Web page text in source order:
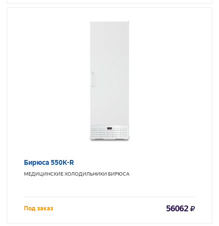
Бирюса 550K-R
МЕДИЦИНСКИЕ ХОЛОДИЛЬНИКИ БИРЮСА
Под заказ 56062